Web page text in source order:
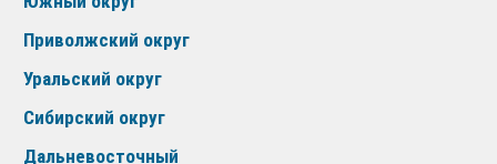
Приволжский округ
Уральский округ
Сибирский округ
Дальневосточный